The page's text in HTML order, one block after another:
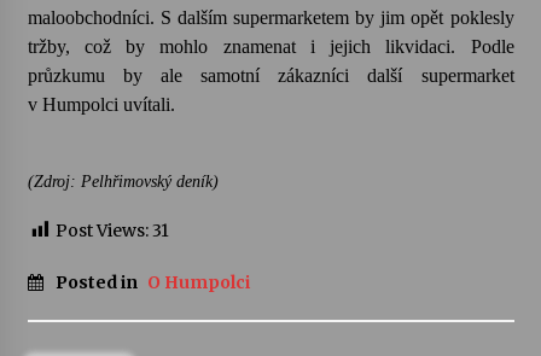
Za kulturou kousek za Humpolec. V Želivě ožije
odkaz Josefa Čapka
Varhanní recitál Michala Novenka v Klášteře
3. 7. 2026
maloobchodníci. S dalším supermarketem by jim opět poklesly
tržby, což by mohlo znamenat i jejich likvidaci. Podle
průzkumu by ale samotní zákazníci další supermarket
v Humpolci uvítali.
(Zdroj: Pelhřimovský deník)
Post Views:31
Posted in O Humpolci